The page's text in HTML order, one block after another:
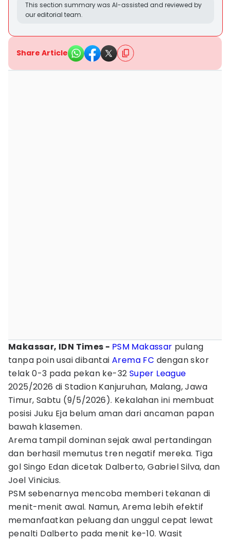
This section summary was AI-assisted and reviewed by
our editorial team.
Share Article
Makassar, IDN Times - PSM Makassar pulang
tanpa poin usai dibantai Arema FC dengan skor
telak 0-3 pada pekan ke-32 Super League
2025/2026 di Stadion Kanjuruhan, Malang, Jawa
Timur, Sabtu (9/5/2026). Kekalahan ini membuat
posisi Juku Eja belum aman dari ancaman papan
bawah klasemen.
Arema tampil dominan sejak awal pertandingan
dan berhasil memutus tren negatif mereka. Tiga
gol Singo Edan dicetak Dalberto, Gabriel Silva, dan
Joel Vinicius.
PSM sebenarnya mencoba memberi tekanan di
menit-menit awal. Namun, Arema lebih efektif
memanfaatkan peluang dan unggul cepat lewat
penalti Dalberto pada menit ke-10. Wasit